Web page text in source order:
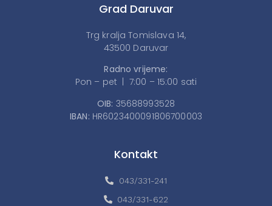
Grad Daruvar
Trg kralja Tomislava 14,
43500 Daruvar
Radno vrijeme:
Pon – pet | 7:00 – 15:00 sati
OIB: 35688993528
IBAN: HR6023400091806700003
Kontakt
043/331-241
043/331-622